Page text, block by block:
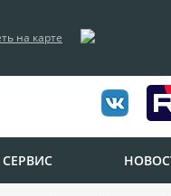
на карте
СЕРВИС